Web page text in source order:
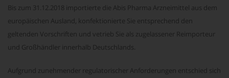
Bis zum 31.12.2018 importierte die Abis Pharma Arzneimittel aus dem
europäischen Ausland, konfektionierte Sie entsprechend den
geltenden Vorschriften und vetrieb Sie als zugelassener Reimporteur
und Großhändler innerhalb Deutschlands.
Aufgrund zunehmender regulatorischer Anforderungen entschied sich